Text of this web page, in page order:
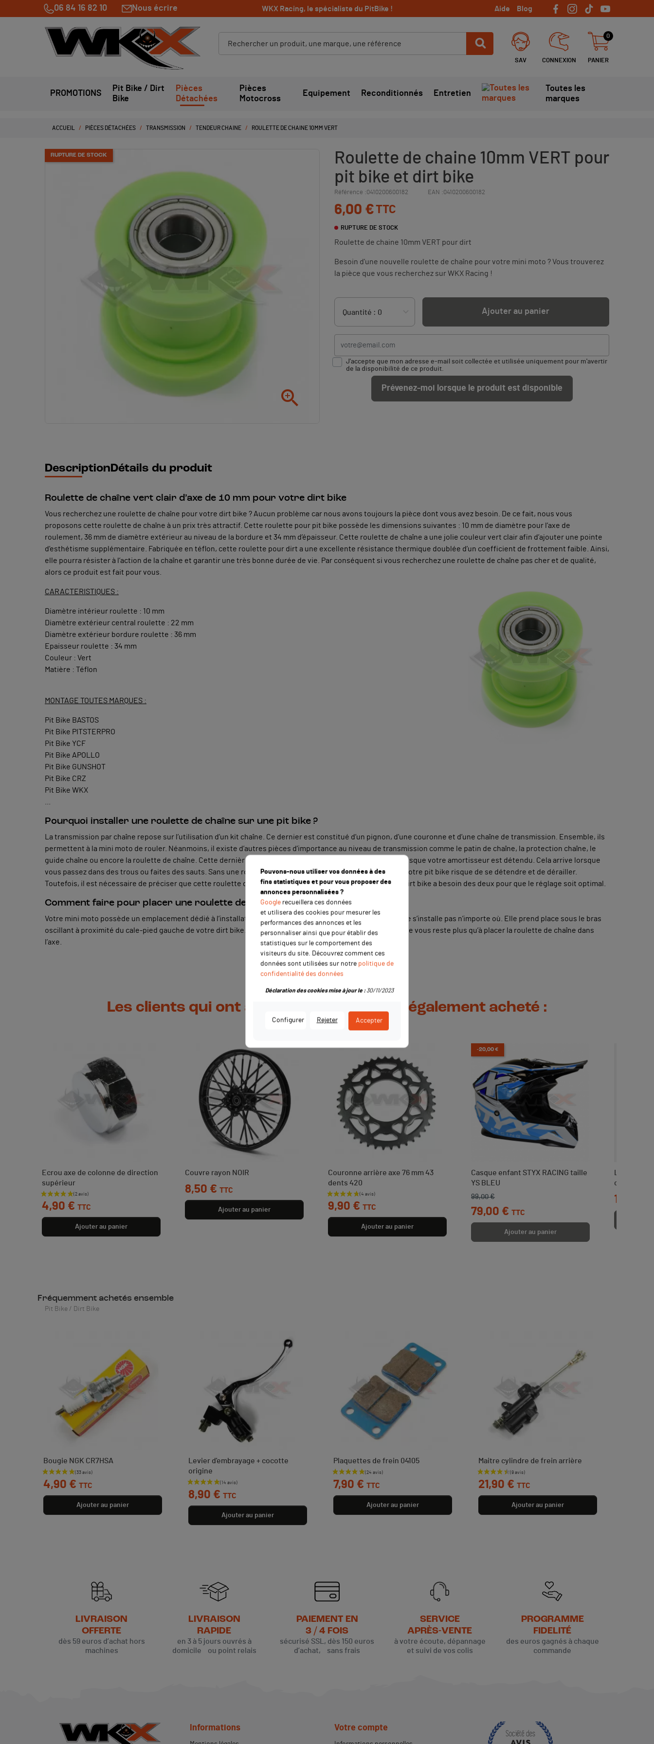
06 84 16 82 10 Nous écrire WKX Racing, le spécialiste du PitBike ! Aide Blog
SAV CONNEXION PANIER
0
PROMOTIONS
Pit Bike / Dirt
Bike
Pièces
Détachées
Pièces
Motocross
Equipement Reconditionnés Entretien
Toutes les
marques
ACCUEIL PIÈCES DÉTACHÉES TRANSMISSION TENDEUR CHAINE ROULETTE DE CHAINE 10MM VERT
RUPTURE DE STOCK

Roulette de chaine 10mm VERT pour
pit bike et dirt bike
Référence :0410200600182 EAN :0410200600182
6,00 €TTC
RUPTURE DE STOCK
Roulette de chaine 10mm VERT pour dirt
Besoin d'une nouvelle roulette de chaîne pour votre mini moto ? Vous trouverez
la pièce que vous recherchez sur WKX Racing !
Ajouter au panier
J'accepte que mon adresse e-mail soit collectée et utilisée uniquement pour m'avertir
de la disponibilité de ce produit.
Prévenez-moi lorsque le produit est disponible
DescriptionDétails du produit
Roulette de chaîne vert clair d’axe de 10 mm pour votre dirt bike
Vous recherchez une roulette de chaîne pour votre dirt bike ? Aucun problème car nous avons toujours la pièce dont vous avez besoin. De ce fait, nous vous
proposons cette roulette de chaîne à un prix très attractif. Cette roulette pour pit bike possède les dimensions suivantes : 10 mm de diamètre pour l’axe de
roulement, 36 mm de diamètre extérieur au niveau de la bordure et 34 mm d’épaisseur. Cette roulette de chaîne a une jolie couleur vert clair afin d’ajouter une pointe
d’esthétisme supplémentaire. Fabriquée en téflon, cette roulette pour dirt a une excellente résistance thermique doublée d’un coefficient de frottement faible. Ainsi,
elle pourra résister à l’action de la chaîne et garantir une très bonne durée de vie. Par conséquent si vous recherchez une roulette de chaîne pas cher et de qualité,
alors ce produit est fait pour vous.
CARACTERISTIQUES :
Diamètre intérieur roulette : 10 mm
Diamètre extérieur central roulette : 22 mm
Diamètre extérieur bordure roulette : 36 mm
Epaisseur roulette : 34 mm
Couleur : Vert
Matière : Téflon
MONTAGE TOUTES MARQUES :
Pit Bike BASTOS
Pit Bike PITSTERPRO
Pit Bike YCF
Pit Bike APOLLO
Pit Bike GUNSHOT
Pit Bike CRZ
Pit Bike WKX
Pourquoi installer une roulette de chaîne sur une pit bike ?
La transmission par chaîne repose sur l’utilisation d’un kit chaîne. Ce dernier est constitué d’un pignon, d’une couronne et d’une chaîne de transmission. Ensemble, ils
permettent à la mini moto de rouler. Néanmoins, il existe d’autres pièces d’importance au niveau de transmission comme le patin de chaîne, la protection chaîne, le
guide chaîne ou encore la roulette de chaîne. Cette dernière possède la compétence de tendre la chaîne lorsque votre amortisseur est détendu. Cela arrive lorsque
vous passez dans des trous ou faites des sauts. Sans une roulette de chaîne, la chaîne de transmission de votre pit bike risque de se détendre et de dérailler.
Toutefois, il est nécessaire de préciser que cette roulette de chaîne n’est pas un tendeur de chaîne. Votre dirt bike a besoin des deux pour que le réglage soit optimal.
Comment faire pour placer une roulette de chaîne sur sa mini moto ?
Votre mini moto possède un emplacement dédié à l’installation de la roulette de chaîne. Assurément, elle ne s’installe pas n’importe où. Elle prend place sous le bras
oscillant à proximité du cale-pied gauche de votre dirt bike. Maintenant que vous avez identifié l’endroit, il ne vous reste plus qu’à placer la roulette de chaîne dans
l’axe.
Les clients qui ont acheté ce produit ont également acheté :
Ecrou axe de colonne de direction
supérieur
Prix
4,90 € TTC
Ajouter au panier
Couvre rayon NOIR
Prix
8,50 € TTC
Ajouter au panier
Couronne arrière axe 76 mm 43
dents 420
Prix
9,90 € TTC
Ajouter au panier
-20,00 €
Casque enfant STYX RACING taille
YS BLEU
Prix de base
99,00 €
Prix
79,00 € TTC
Ajouter au panier
cocotte
Prix
10,00 €
Fréquemment achetés ensemble
Pit Bike / Dirt Bike
Bougie NGK CR7HSA
Prix
4,90 € TTC
Ajouter au panier
Levier d'embrayage + cocotte
origine
Prix
8,90 € TTC
Ajouter au panier
Plaquettes de frein 04105
Prix
7,90 € TTC
Ajouter au panier
Maitre cylindre de frein arrière
Prix
21,90 € TTC
Ajouter au panier
LIVRAISON
OFFERTE
dès 59 euros d’achat hors
machines
LIVRAISON
RAPIDE
en 3 à 5 jours ouvrés à
domicile ou point relais
PAIEMENT EN
3 / 4 FOIS
sécurisé SSL, dès 150 euros
d’achat, sans frais
SERVICE
APRÈS-VENTE
à votre écoute, dépannage
et suivi de vos colis
PROGRAMME
FIDELITÉ
des euros gagnés à chaque
commande
Informations Votre compte
Pouvons-nous utiliser vos données à des
fins statistiques et pour vous proposer des
annonces personnalisées ?
Google recueillera ces données
et utilisera des cookies pour mesurer les
performances des annonces et les
personnaliser ainsi que pour établir des
statistiques sur le comportement des
visiteurs du site. Découvrez comment ces
données sont utilisées sur notre politique de
confidentialité des données
Configurer Rejeter Accepter
Déclaration des cookies mise à jour le :30/11/2023